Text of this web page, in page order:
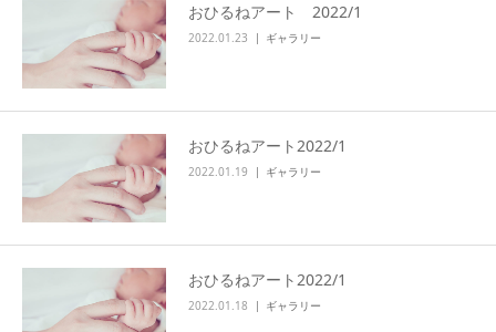
おひるねアート 2022/1
2022.01.23 ギャラリー
おひるねアート2022/1
2022.01.19 ギャラリー
おひるねアート2022/1
2022.01.18 ギャラリー